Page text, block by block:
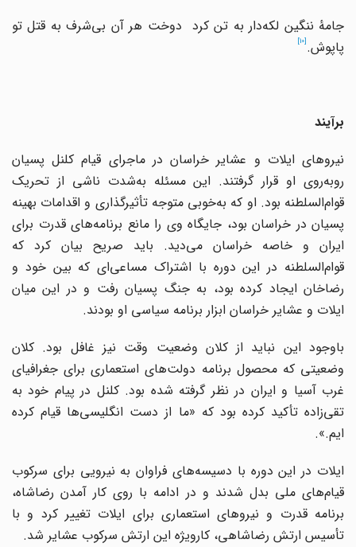
جامهٔ ننگین لکه‌دار به تن کرد دوخت هر آن بی‌شرف به قتل تو
پاپوش.
برآیند
نیروهای ایلات و عشایر خراسان در ماجرای قیام کلنل پسیان
روبه‌روی او قرار گرفتند. این مسئله به‌شدت ناشی از تحریک
قوام‌السلطنه بود. او که به‌خوبی متوجه تأثیرگذاری و اقدامات بهینه
پسیان در خراسان بود، جایگاه وی را مانع برنامه‌های قدرت برای
ایران و خاصه خراسان می‌دید. باید صریح بیان کرد که
قوام‌السلطنه در این دوره با اشتراک مساعی‌ای که بین خود و
رضاخان ایجاد کرده بود، به جنگ پسیان رفت و در این میان
ایلات و عشایر خراسان ابزار برنامه سیاسی او بودند.
باوجود این نباید از کلان وضعیت وقت نیز غافل بود. کلان
وضعیتی که محصول برنامه دولت‌های استعماری برای جغرافیای
غرب آسیا و ایران در نظر گرفته شده بود. کلنل در پیام خود به
تقی‌زاده تأکید کرده بود که «ما از دست انگلیسی‌ها قیام کرده
ایم.».
ایلات در این دوره با دسیسه‌های فراوان به نیرویی برای سرکوب
قیام‌های ملی بدل شدند و در ادامه با روی کار آمدن رضاشاه،
برنامه قدرت و نیروهای استعماری برای ایلات تغییر کرد و با
تأسیس ارتش رضاشاهی، کارویژه این ارتش سرکوب عشایر شد.